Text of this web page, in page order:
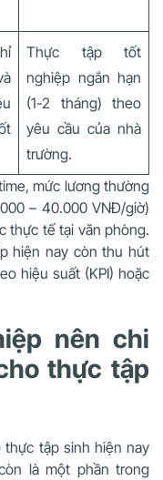
Thực tập tốt
nghiệp ngắn hạn
(1-2 tháng) theo
yêu cầu của nhà
trường.
mức lương thường
– 40.000 VNĐ/giờ)
thực tế tại văn phòng.
hiện nay còn thu hút
hiệu suất (KPI) hoặc
nên chi
thực tập
tập sinh hiện nay
là một phần trong